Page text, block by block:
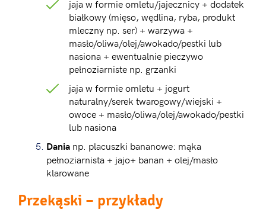
jaja w formie omletu/jajecznicy + dodatek
białkowy (mięso, wędlina, ryba, produkt
mleczny np. ser) + warzywa +
masło/oliwa/olej/awokado/pestki lub
nasiona + ewentualnie pieczywo
pełnoziarniste np. grzanki
jaja w formie omletu + jogurt
naturalny/serek twarogowy/wiejski +
owoce + masło/oliwa/olej/awokado/pestki
lub nasiona
Dania np. placuszki bananowe: mąka
pełnoziarnista + jajo+ banan + olej/masło
klarowane
Przekąski – przykłady